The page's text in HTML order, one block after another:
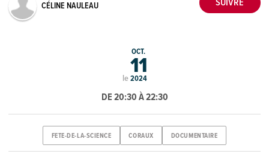
CÉLINE NAULEAU
le
OCT.
11
2024
DE 20:30 À 22:30
FETE-DE-LA-SCIENCE CORAUX DOCUMENTAIRE